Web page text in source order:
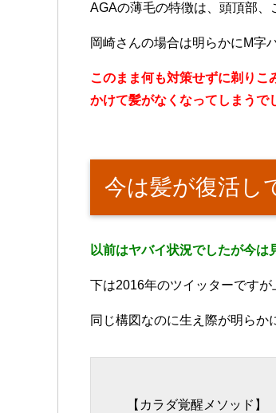
AGAの薄毛の特徴は、頭頂部、
岡崎さんの場合は明らかにM字
このまま何も対策せずに剃りこ
かけて髪がなくなってしまうで
今は髪が復活し
以前はヤバイ状況でしたが今は
下は2016年のツイッターですが
同じ構図なのに生え際が明らか
【カラダ覚醒メソッド】